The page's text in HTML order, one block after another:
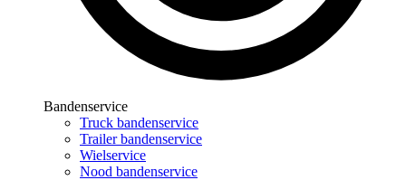
Bandenservice
Truck bandenservice
Trailer bandenservice
Wielservice
Nood bandenservice